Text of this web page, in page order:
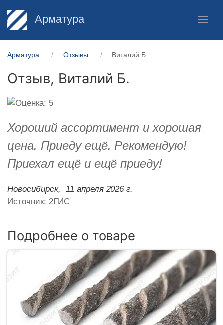
Арматура
Арматура Отзывы Виталий Б.
Отзыв, Виталий Б.
Хороший ассортимент и хорошая
цена. Приеду ещё. Рекомендую!
Приехал ещё и ещё приеду!
Новосибирск,
11 апреля 2026 г.
Источник: 2ГИС
Подробнее о товаре